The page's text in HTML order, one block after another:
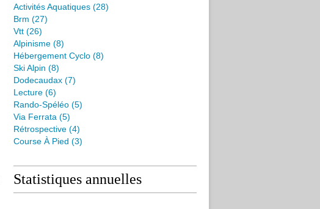
Activités Aquatiques (28)
Brm (27)
Vtt (26)
Alpinisme (8)
Hébergement Cyclo (8)
Ski Alpin (8)
Dodecaudax (7)
Lecture (6)
Rando-Spéléo (5)
Via Ferrata (5)
Rétrospective (4)
Course À Pied (3)
Statistiques annuelles